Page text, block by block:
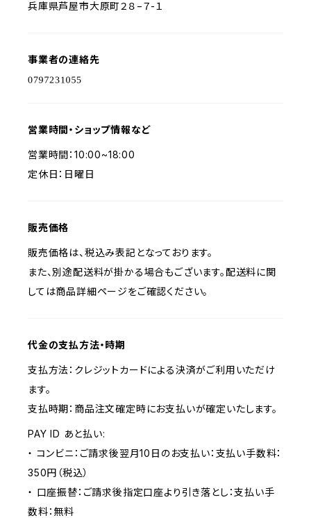
兵庫県芦屋市大原町２８−７-１
事業者の連絡先
営業時間・ショップ情報など
営業時間：10:00~18:00
定休日：日曜日
販売価格
販売価格は、税込み表記となっております。
また、別途配送料が掛かる場合もございます。配送料に関
しては商品詳細ページをご確認ください。
代金の支払方法・時期
支払方法：クレジットカードによる決済がご利用いただけ
ます。
支払時期：商品注文確定時にお支払いが確定いたします。
PAY ID あと払い:
・ コンビニ：ご請求後翌月10日のお支払い：支払い手数料：
350円（税込）
・ 口座振替：ご請求後指定口座より引き落とし：支払い手
数料：無料